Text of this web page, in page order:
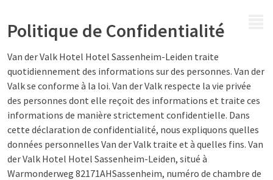
Politique de Confidentialité
Van der Valk Hotel Hotel Sassenheim-Leiden traite
quotidiennement des informations sur des personnes. Van der
Valk se conforme à la loi. Van der Valk respecte la vie privée
des personnes dont elle reçoit des informations et traite ces
informations de manière strictement confidentielle. Dans
cette déclaration de confidentialité, nous expliquons quelles
données personnelles Van der Valk traite et à quelles fins. Van
der Valk Hotel Hotel Sassenheim-Leiden, situé à
Warmonderweg 82171AHSassenheim, numéro de chambre de